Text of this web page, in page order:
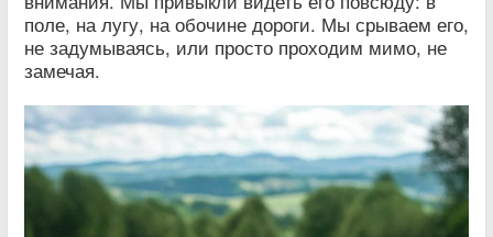
поле, на лугу, на обочине дороги. Мы срываем его,
не задумываясь, или просто проходим мимо, не
замечая.